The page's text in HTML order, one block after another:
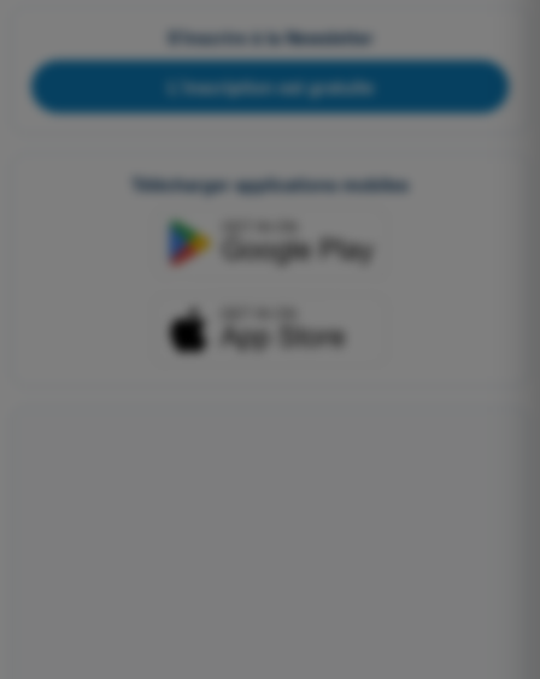
S'inscrire à la Newsletter
L'inscription est gratuite
Télécharger applications mobiles